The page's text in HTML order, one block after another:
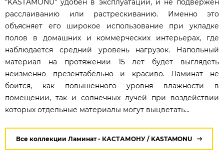
расслаиванию или растрескиванию. Именно это
объясняет его широкое использование при укладке
полов в домашних и коммерческих интерьерах, где
наблюдается средний уровень нагрузок. Напольный
материал на протяжении 15 лет будет выглядеть
неизменно презентабельно и красиво. Ламинат не
боится, как повышенного уровня влажности в
помещении, так и солнечных лучей при воздействии
которых отдельные материалы могут выцветать...
Все коллекции Ламинат - КАСТАМОНУ / KASTAMONU